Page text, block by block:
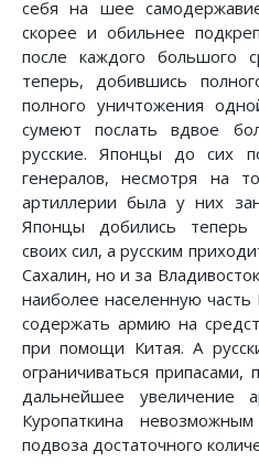
себя на шее
скорее и обильнее
после каждого большого
теперь, добившись
полного уничтожения
сумеют послать вдвое
русские. Японцы до сих
генералов, несмотря на
артиллерии была у них
Японцы добились теперь
своих сил, а русским
Сахалин, но и за
наиболее населенную
содержать армию на
при помощи Китая. А
ограничиваться
дальнейшее увеличение
Куропаткина
подвоза достаточного